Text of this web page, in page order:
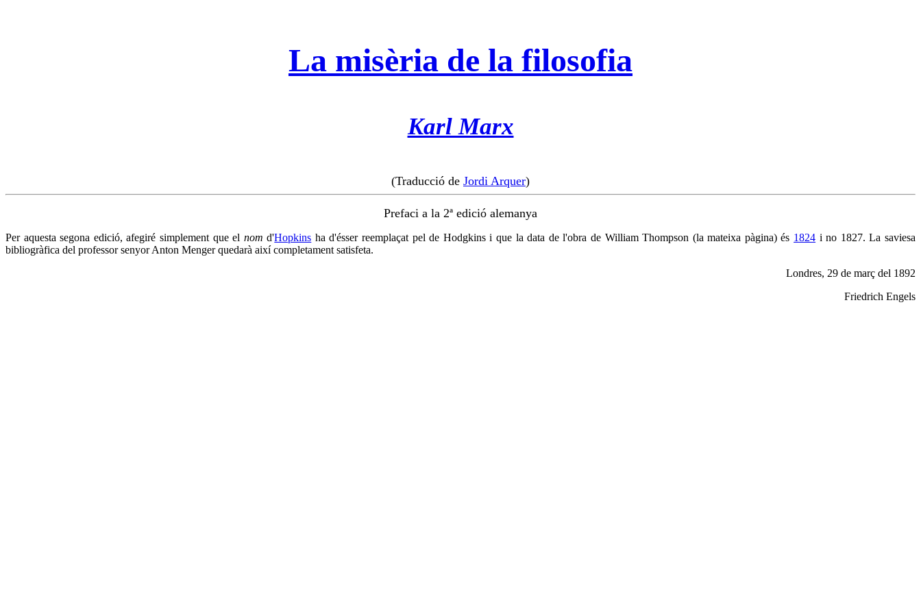
La misèria de la filosofia
Karl Marx
(Traducció de Jordi Arquer)
Prefaci a la 2ª edició alemanya
Per aquesta segona edició, afegiré simplement que el nom d'Hopkins ha d'ésser reemplaçat pel de Hodgkins i que la data de l'obra de William Thompson (la mateixa pàgina) és 1824 i no 1827. La saviesa
bibliogràfica del professor senyor Anton Menger quedarà així completament satisfeta.
Londres, 29 de març del 1892
Friedrich Engels